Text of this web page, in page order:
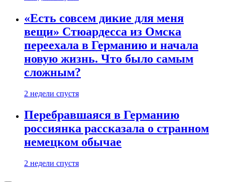
«Есть совсем дикие для меня
вещи» Стюардесса из Омска
переехала в Германию и начала
новую жизнь. Что было самым
сложным?
2 недели спустя
Перебравшаяся в Германию
россиянка рассказала о странном
немецком обычае
2 недели спустя